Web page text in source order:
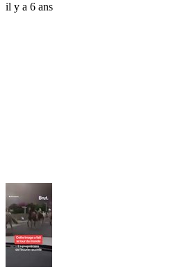
il y a 6 ans